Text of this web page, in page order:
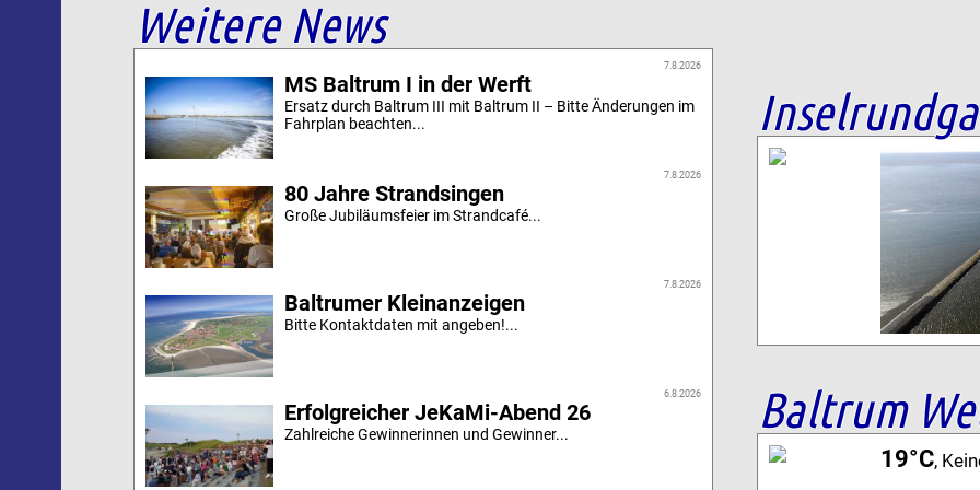
Weitere News
7.8.2026
MS Baltrum I in der Werft
Ersatz durch Baltrum III mit Baltrum II – Bitte Änderungen im
Fahrplan beachten...
7.8.2026
80 Jahre Strandsingen
Große Jubiläumsfeier im Strandcafé...
7.8.2026
Baltrumer Kleinanzeigen
Bitte Kontaktdaten mit angeben!...
6.8.2026
Erfolgreicher JeKaMi-Abend 26
Zahlreiche Gewinnerinnen und Gewinner... Baltrum
19°C,